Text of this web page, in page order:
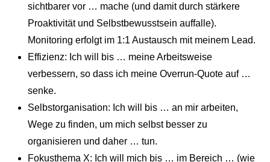
sichtbarer vor … mache (und damit durch stärkere
Proaktivität und Selbstbewusstsein auffalle).
Monitoring erfolgt im 1:1 Austausch mit meinem Lead.
Effizienz: Ich will bis … meine Arbeitsweise
verbessern, so dass ich meine Overrun-Quote auf …
senke.
Selbstorganisation: Ich will bis … an mir arbeiten,
Wege zu finden, um mich selbst besser zu
organisieren und daher … tun.
Fokusthema X: Ich will mich bis … im Bereich … (wie